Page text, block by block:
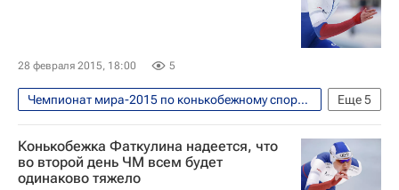
28 февраля 2015, 18:00 5
Еще5
Чемпионат мира-2015 по конькобежному спорту в спринтерском многоборье. Астана, 28 февраля - 1 марта
Конькобежный спорт
Нико Иле
Алексей Есин
Конькобежка Фаткулина надеется, что
во второй день ЧМ всем будет
одинаково тяжело